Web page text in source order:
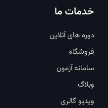
خدمات ما
دوره های آنلاین
فروشگاه
سامانه آزمون
وبلاگ
ویدیو گالری